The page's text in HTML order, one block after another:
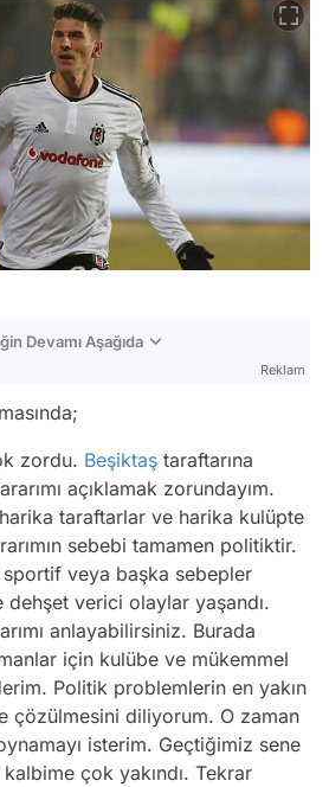
Devamı Aşağıda
Reklam
zordu. Beşiktaş taraftarına
açıklamak zorundayım.
taraftarlar ve harika kulüpte
sebebi tamamen politiktir.
sportif veya başka sebepler
verici olaylar yaşandı.
anlayabilirsiniz. Burada
için kulübe ve mükemmel
Politik problemlerin en yakın
çözülmesini diliyorum. O zaman
isterim. Geçtiğimiz sene
çok yakındı. Tekrar